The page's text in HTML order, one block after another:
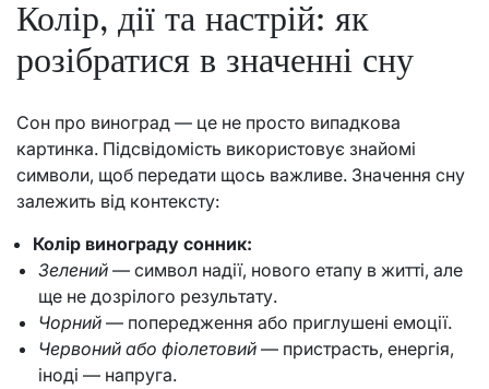
Колір, дії та настрій: як
розібратися в значенні сну
Сон про виноград — це не просто випадкова
картинка. Підсвідомість використовує знайомі
символи, щоб передати щось важливе. Значення сну
залежить від контексту:
Колір винограду сонник:
Зелений — символ надії, нового етапу в житті, але
ще не дозрілого результату.
Чорний — попередження або приглушені емоції.
Червоний або фіолетовий — пристрасть, енергія,
іноді — напруга.